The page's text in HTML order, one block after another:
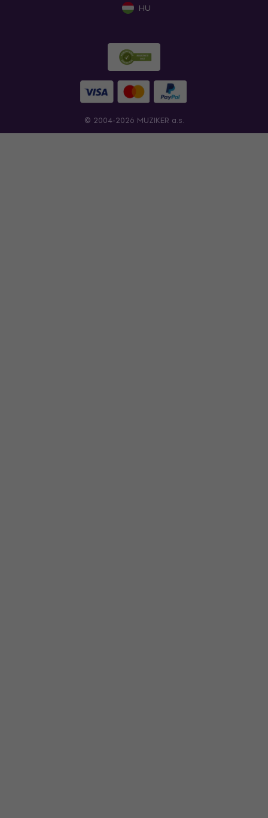
HU
© 2004-2026 MUZIKER a.s.